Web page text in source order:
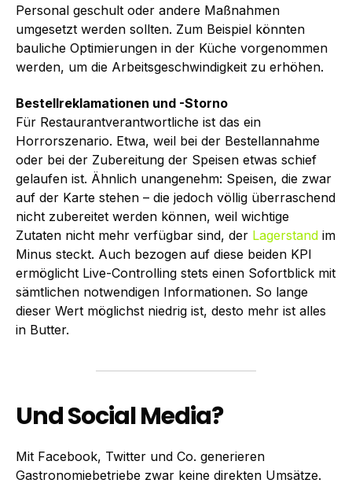
Personal geschult oder andere Maßnahmen
umgesetzt werden sollten. Zum Beispiel könnten
bauliche Optimierungen in der Küche vorgenommen
werden, um die Arbeitsgeschwindigkeit zu erhöhen.
Bestellreklamationen und -Storno
Für Restaurantverantwortliche ist das ein
Horrorszenario. Etwa, weil bei der Bestellannahme
oder bei der Zubereitung der Speisen etwas schief
gelaufen ist. Ähnlich unangenehm: Speisen, die zwar
auf der Karte stehen – die jedoch völlig überraschend
nicht zubereitet werden können, weil wichtige
Zutaten nicht mehr verfügbar sind, der Lagerstand im
Minus steckt. Auch bezogen auf diese beiden KPI
ermöglicht Live-Controlling stets einen Sofortblick mit
sämtlichen notwendigen Informationen. So lange
dieser Wert möglichst niedrig ist, desto mehr ist alles
in Butter.
Und Social Media?
Mit Facebook, Twitter und Co. generieren
Gastronomiebetriebe zwar keine direkten Umsätze.